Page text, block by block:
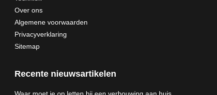
Over ons
Algemene voorwaarden
Privacyverklaring
Sitemap
Recente nieuwsartikelen